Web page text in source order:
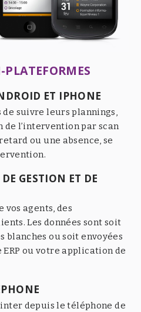
ET IPHONE
de suivre leurs plannings,
l’intervention par scan
ou une absence, se
GESTION ET DE
agents, des
Les données sont soit
blanches ou soit envoyées
ou votre application de
depuis le téléphone de